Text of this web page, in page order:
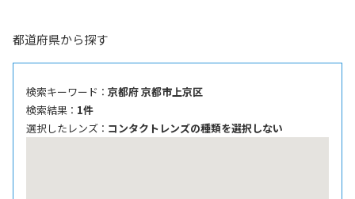
都道府県から探す
検索キーワード ： 京都府 京都市上京区
検索結果 ： 1件
選択したレンズ ： コンタクトレンズの種類を選択しない